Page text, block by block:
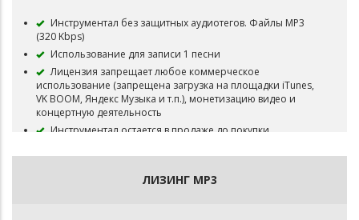
Инструментал без защитных аудиотегов. Файлы MP3
(320 Kbps)
Использование для записи 1 песни
Лицензия запрещает любое коммерческое
использование (запрещена загрузка на площадки iTunes,
VK BOOM, Яндекс Музыка и т.п.), монетизацию видео и
концертную деятельность
Инструментал остается в продаже до покупки
В названии трека необходимо указать (Prod.
ЛИЗИНГ MP3